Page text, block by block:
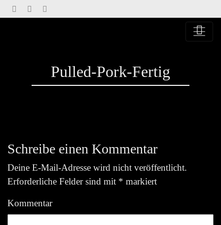
Springe
zu
Pulled-Pork-Fertig
Schreibe einen Kommentar
Deine E-Mail-Adresse wird nicht veröffentlicht.
Erforderliche Felder sind mit * markiert
Kommentar